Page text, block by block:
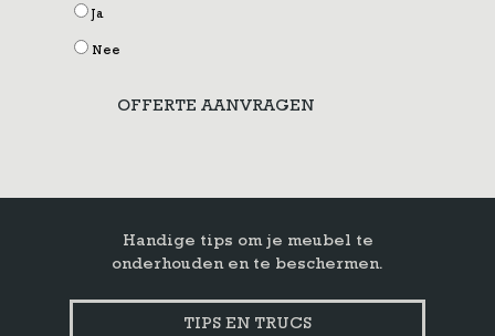
Ja
Nee
OFFERTE AANVRAGEN
Handige tips om je meubel te
onderhouden en te beschermen.
TIPS EN TRUCS